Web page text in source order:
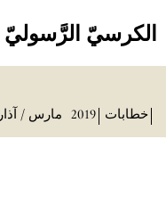
الكرسيّ الرَّسوليّ
خطابات 2019 مارس / آذار